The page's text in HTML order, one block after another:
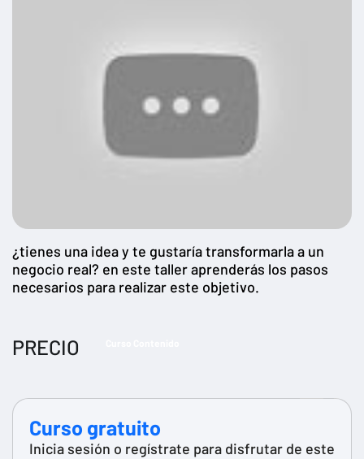
¿tienes una idea y te gustaría transformarla a un
negocio real? en este taller aprenderás los pasos
necesarios para realizar este objetivo.
PRECIO
Curso gratuito
Inicia sesión o regístrate para disfrutar de este